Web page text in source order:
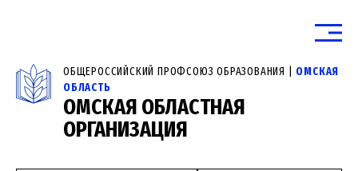
ОБЩЕРОССИЙСКИЙ ПРОФСОЮЗ ОБРАЗОВАНИЯ | ОМСКАЯ
ОБЛАСТЬ
ОМСКАЯ ОБЛАСТНАЯ
ОРГАНИЗАЦИЯ